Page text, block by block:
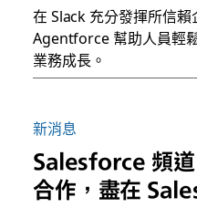
在 Slack 充分發揮所信
Agentforce 幫助人員輕
業務成長。
新消息
Salesforce 頻
合作，盡在